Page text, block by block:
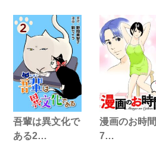
吾輩は異文化で
ある2…
漫画のお時間
7…